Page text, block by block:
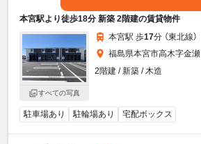
本宮駅より徒歩18分 新築 2階建の賃貸物件
すべての写真
本宮駅 歩17分 （東北線）
福島県本宮市高木字金瀬
2階建 / 新築 / 木造
駐車場あり 駐輪場あり 宅配ボックス